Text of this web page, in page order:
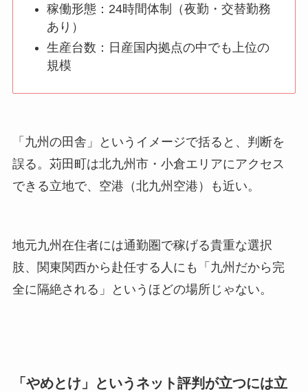
稼働形態：24時間体制（夜勤・交替勤務
あり）
生産台数：日産国内拠点の中でも上位の
規模
「九州の田舎」というイメージで括ると、判断を
誤る。苅田町は北九州市・小倉エリアにアクセス
できる立地で、空港（北九州空港）も近い。
地元九州在住者には通勤圏で稼げる貴重な選択
肢、関東関西から赴任する人にも「九州だから完
全に隔絶される」というほどの場所じゃない。
「やめとけ」というネット評判が立つには立